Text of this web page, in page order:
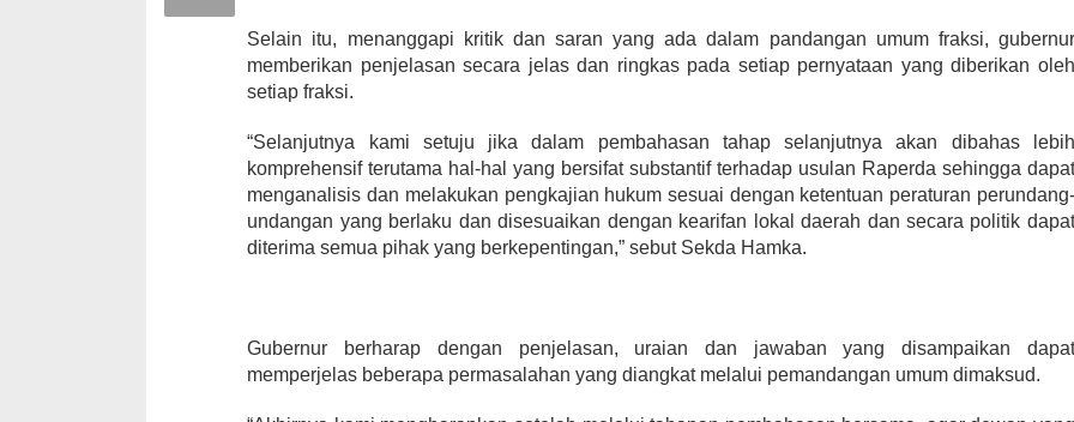
Selain itu, menanggapi kritik dan saran yang ada dalam pandangan umum fraksi, gubernur
memberikan penjelasan secara jelas dan ringkas pada setiap pernyataan yang diberikan oleh
setiap fraksi.
“Selanjutnya kami setuju jika dalam pembahasan tahap selanjutnya akan dibahas lebih
komprehensif terutama hal-hal yang bersifat substantif terhadap usulan Raperda sehingga dapat
menganalisis dan melakukan pengkajian hukum sesuai dengan ketentuan peraturan perundang-
undangan yang berlaku dan disesuaikan dengan kearifan lokal daerah dan secara politik dapat
diterima semua pihak yang berkepentingan,” sebut Sekda Hamka.
Gubernur berharap dengan penjelasan, uraian dan jawaban yang disampaikan dapat
memperjelas beberapa permasalahan yang diangkat melalui pemandangan umum dimaksud.